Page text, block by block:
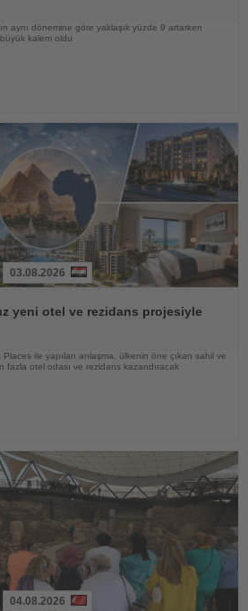
aynı dönemine göre yaklaşık yüzde 9 artarken
kalem oldu
03.08.2026
yeni otel ve rezidans projesiyle
ile yapılan anlaşma, ülkenin öne çıkan sahil ve
fazla otel odası ve rezidans kazandıracak
04.08.2026